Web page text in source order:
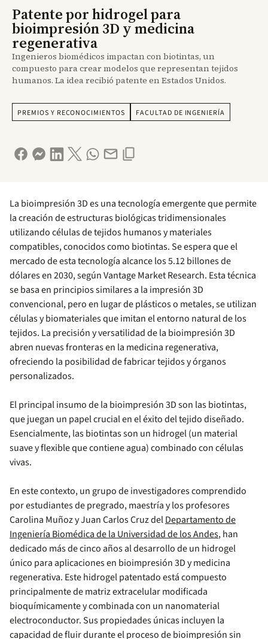
Patente por hidrogel para
bioimpresión 3D y medicina
regenerativa
Ingenieros biomédicos impactan con biotintas, un
compuesto para crear modelos que representan tejidos
humanos. La idea recibió patente en Estados Unidos.
PREMIOS Y RECONOCIMIENTOS FACULTAD DE INGENIERÍA
La bioimpresión 3D es una tecnología emergente que permite
la creación de estructuras biológicas tridimensionales
utilizando células de tejidos humanos y materiales
compatibles, conocidos como biotintas. Se espera que el
mercado de esta tecnología alcance los 5.12 billones de
dólares en 2030, según Vantage Market Research. Esta técnica
se basa en principios similares a la impresión 3D
convencional, pero en lugar de plásticos o metales, se utilizan
células y biomateriales que imitan el entorno natural de los
tejidos. La precisión y versatilidad de la bioimpresión 3D
abren nuevas fronteras en la medicina regenerativa,
ofreciendo la posibilidad de fabricar tejidos y órganos
personalizados.
El principal insumo de la bioimpresión 3D son las biotintas,
que juegan un papel crucial en el éxito del tejido diseñado.
Esencialmente, las biotintas son un hidrogel (un material
suave y flexible que contiene agua) combinado con células
vivas.
En este contexto, un grupo de investigadores comprendido
por estudiantes de pregrado, maestría y los profesores
Carolina Muñoz y Juan Carlos Cruz delDepartamento de
Ingeniería Biomédica de la Universidad de los Andes, han
dedicado más de cinco años al desarrollo de un hidrogel
único para aplicaciones en bioimpresión 3D y medicina
regenerativa. Este hidrogel patentado está compuesto
principalmente de matriz extracelular modificada
bioquímicamente y combinada con un nanomaterial
electroconductor. Sus propiedades únicas incluyen la
capacidad de fluir durante el proceso de bioimpresión sin